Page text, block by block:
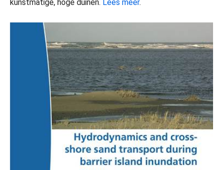
kunstmatige, hoge duinen. Lees meer.